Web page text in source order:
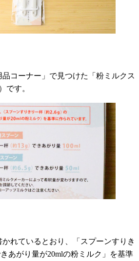
コーナー」で見つけた「粉ミルクス
です。
れているとおり、「スプーンすりき
あがり量が20mlの粉ミルク」を基準